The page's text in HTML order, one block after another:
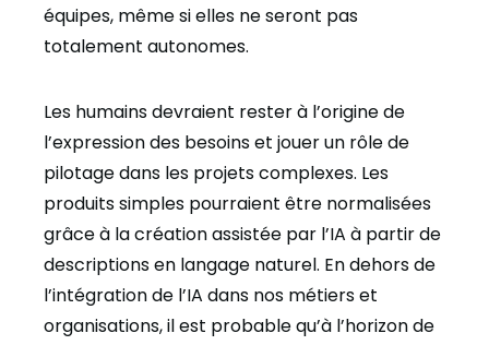
équipes, même si elles ne seront pas
totalement autonomes.
Les humains devraient rester à l’origine de
l’expression des besoins et jouer un rôle de
pilotage dans les projets complexes. Les
produits simples pourraient être normalisées
grâce à la création assistée par l’IA à partir de
descriptions en langage naturel. En dehors de
l’intégration de l’IA dans nos métiers et
organisations, il est probable qu’à l’horizon de